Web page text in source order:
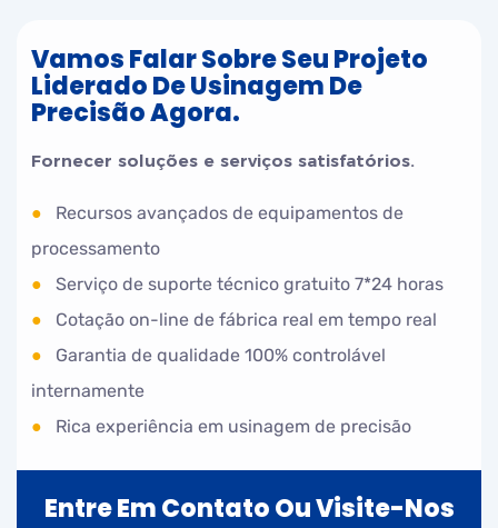
Vamos Falar Sobre Seu Projeto
Liderado De Usinagem De
Precisão Agora.
Fornecer soluções e serviços satisfatórios.
●
Recursos avançados de equipamentos de
processamento
●
Serviço de suporte técnico gratuito 7*24 horas
●
Cotação on-line de fábrica real em tempo real
●
Garantia de qualidade 100% controlável
internamente
●
Rica experiência em usinagem de precisão
Entre Em Contato Ou Visite-Nos